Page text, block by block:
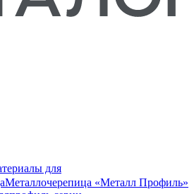
для
Металлочерепица «Металл Профиль»